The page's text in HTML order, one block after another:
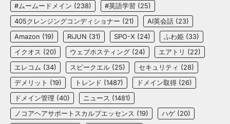
#ムームードメイン (238) #英語学習 (25)
405クレンジングコンディショナー (21) AI英会話 (23)
Amazon (19) RiJUN (31) SPO-X (24) ふわ姫 (33)
イクオス (20) ウェブホスティング (24) エアトリ (22)
エレコム (34) スピークエル (25) セキュリティ (28)
デメリット (19) トレンド (1487) ドメイン取得 (26)
ドメイン管理 (40) ニュース (1481)
ノコアヘアサポートスカルプエッセンス (19) ハゲ (20)